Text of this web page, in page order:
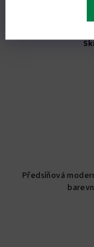
Předsíňová